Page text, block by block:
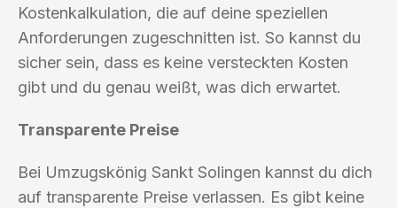
Kostenkalkulation, die auf deine speziellen
Anforderungen zugeschnitten ist. So kannst du
sicher sein, dass es keine versteckten Kosten
gibt und du genau weißt, was dich erwartet.
Transparente Preise
Bei Umzugskönig Sankt Solingen kannst du dich
auf transparente Preise verlassen. Es gibt keine